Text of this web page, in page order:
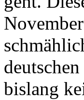
bislang